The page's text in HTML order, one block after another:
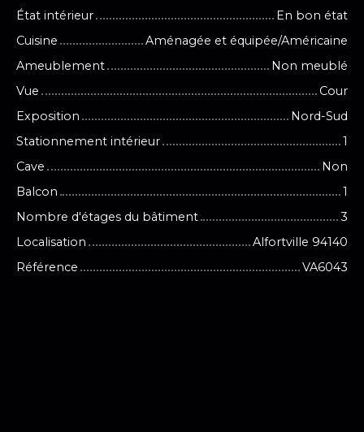
État intérieur
En bon état
Cuisine
Aménagée et équipée/Américaine
Ameublement
Non meublé
Vue
Cour
Exposition
Nord-Sud
Stationnement intérieur
1
Cave
Non
Balcon
1
Nombre d'étages du bâtiment
3
Localisation
Alfortville 94140
Référence
VA6043